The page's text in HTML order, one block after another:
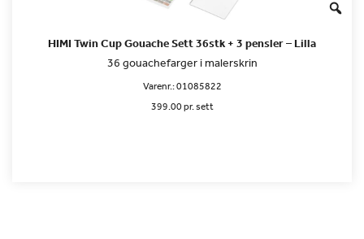
HIMI Twin Cup Gouache Sett 36stk + 3 pensler – Lilla
36 gouachefarger i malerskrin
Varenr.:01085822
399.00 pr. sett